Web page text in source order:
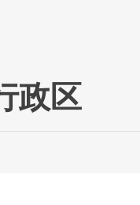
政区